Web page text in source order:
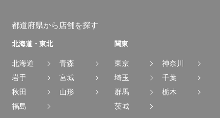
都道府県から店舗を探す
北海道・東北
北海道
青森
岩手
宮城
秋田
山形
福島
関東
東京
神奈川
埼玉
千葉
群馬
栃木
茨城